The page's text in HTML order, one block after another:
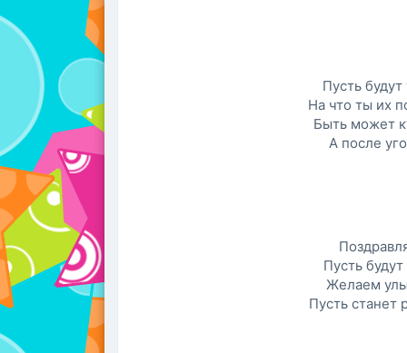
Пусть
На что ты их
Быть может
А после
Пусть
Желаем
Пусть